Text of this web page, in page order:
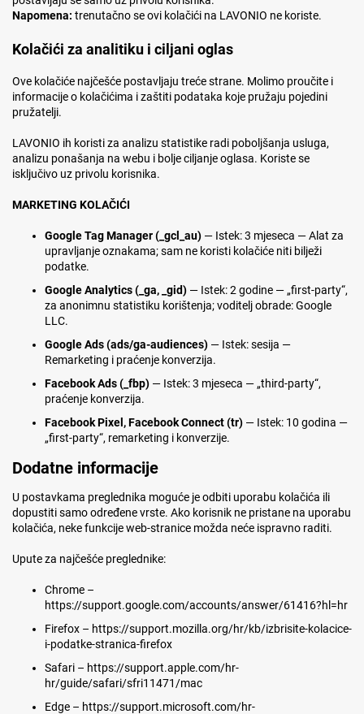
Napomena: trenutačno se ovi kolačići na LAVONIO ne koriste.
Kolačići za analitiku i ciljani oglas
Ove kolačiće najčešće postavljaju treće strane. Molimo proučite i
informacije o kolačićima i zaštiti podataka koje pružaju pojedini
pružatelji.
LAVONIO ih koristi za analizu statistike radi poboljšanja usluga,
analizu ponašanja na webu i bolje ciljanje oglasa. Koriste se
isključivo uz privolu korisnika.
MARKETING KOLAČIĆI
Google Tag Manager (_gcl_au) — Istek: 3 mjeseca — Alat za
upravljanje oznakama; sam ne koristi kolačiće niti bilježi
podatke.
Google Analytics (_ga, _gid) — Istek: 2 godine — „first-party“,
za anonimnu statistiku korištenja; voditelj obrade: Google
LLC.
Google Ads (ads/ga-audiences) — Istek: sesija —
Remarketing i praćenje konverzija.
Facebook Ads (_fbp) — Istek: 3 mjeseca — „third-party“,
praćenje konverzija.
Facebook Pixel, Facebook Connect (tr) — Istek: 10 godina —
„first-party“, remarketing i konverzije.
Dodatne informacije
U postavkama preglednika moguće je odbiti uporabu kolačića ili
dopustiti samo određene vrste. Ako korisnik ne pristane na uporabu
kolačića, neke funkcije web-stranice možda neće ispravno raditi.
Upute za najčešće preglednike:
Chrome –
https://support.google.com/accounts/answer/61416?hl=hr
Firefox – https://support.mozilla.org/hr/kb/izbrisite-kolacice-
i-podatke-stranica-firefox
Safari – https://support.apple.com/hr-
hr/guide/safari/sfri11471/mac
Edge – https://support.microsoft.com/hr-